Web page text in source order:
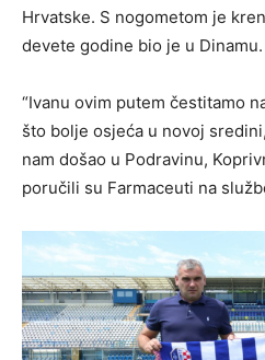
Hrvatske. S nogometom je
devete godine bio je u Dinamu.
“Ivanu ovim putem čestitamo
što bolje osjeća u novoj
nam došao u Podravinu,
poručili su Farmaceuti na